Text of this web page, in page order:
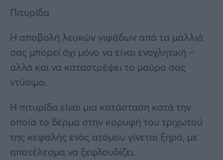
Πιτυρίδα
Η αποβολή λευκών νιφάδων από τα μαλλιά
σας μπορεί όχι μόνο να είναι ενοχλητική –
αλλά και να καταστρέψει το μαύρο σας
ντύσιμο.
Η πιτυρίδα είναι μια κατάσταση κατά την
οποία το δέρμα στην κορυφή του τριχωτού
της κεφαλής ενός ατόμου γίνεται ξηρό, με
αποτέλεσμα να ξεφλουδίζει.